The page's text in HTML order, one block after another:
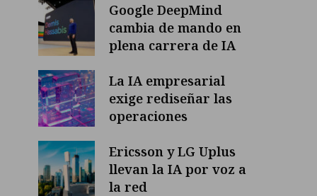
Google DeepMind
cambia de mando en
plena carrera de IA
La IA empresarial
exige rediseñar las
operaciones
Ericsson y LG Uplus
llevan la IA por voz a
la red